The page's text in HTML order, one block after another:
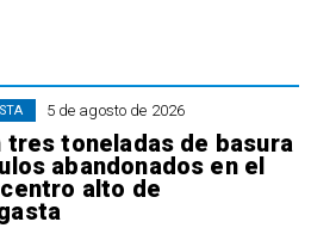
5 de agosto de 2026
tres toneladas de basura
abandonados en el
alto de